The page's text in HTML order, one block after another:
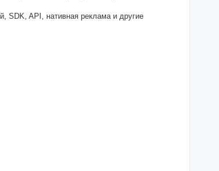
SDK, API, нативная реклама и другие